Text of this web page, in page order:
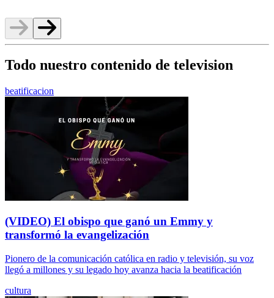
Todo nuestro contenido de television
beatificacion
(VIDEO) El obispo que ganó un Emmy y
transformó la evangelización
Pionero de la comunicación católica en radio y televisión, su voz
llegó a millones y su legado hoy avanza hacia la beatificación
cultura